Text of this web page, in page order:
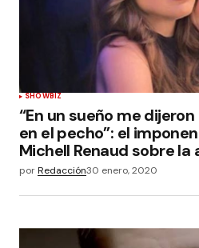
SHOWBIZ
“En un sueño me
en el pecho”: el
Michell Renaud sobre
porRedacción30 enero, 2020